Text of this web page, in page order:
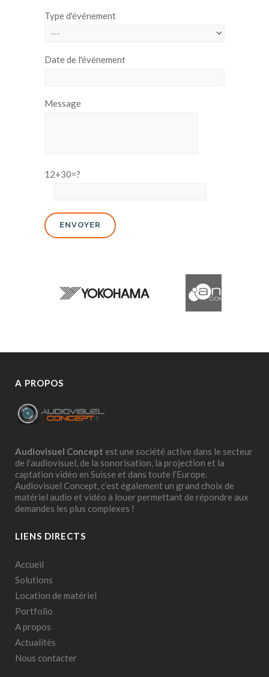
Type d'événement
Date de l'événement
Message
12+30=?
A PROPOS
Audiovisuel Concept est une société active dans le secteur
de l’audiovisuel, de la sonorisation, la projection et la
captation vidéo en Suisse et dans toute l’Europe.
Audiovisuel Concept, c’est également un grand choix de
matériel audio et vidéo à louer permettant de répondre aux
demandes les plus complexes !
LIENS DIRECTS
Accueil
Solutions
Location de matériel
Portfolio
A propos
Actualités
Nous contacter